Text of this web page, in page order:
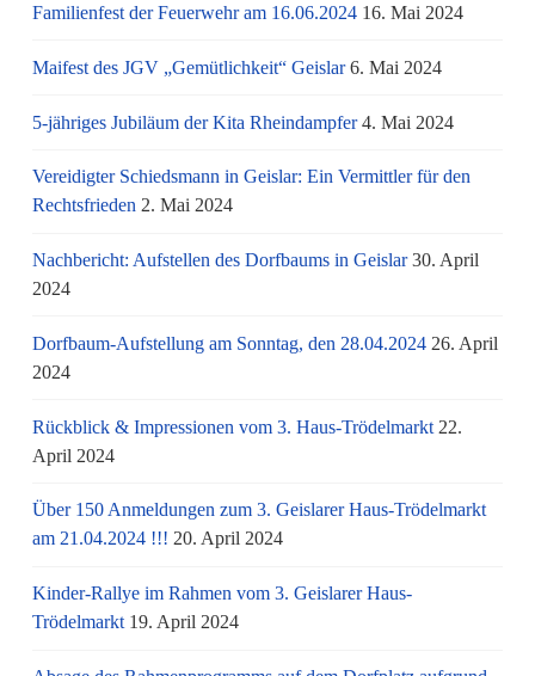
Familienfest der Feuerwehr am 16.06.2024 16. Mai 2024
Maifest des JGV „Gemütlichkeit“ Geislar 6. Mai 2024
5-jähriges Jubiläum der Kita Rheindampfer 4. Mai 2024
Vereidigter Schiedsmann in Geislar: Ein Vermittler für den
Rechtsfrieden 2. Mai 2024
Nachbericht: Aufstellen des Dorfbaums in Geislar 30. April
2024
Dorfbaum-Aufstellung am Sonntag, den 28.04.2024 26. April
2024
Rückblick & Impressionen vom 3. Haus-Trödelmarkt 22.
April 2024
Über 150 Anmeldungen zum 3. Geislarer Haus-Trödelmarkt
am 21.04.2024 !!! 20. April 2024
Kinder-Rallye im Rahmen vom 3. Geislarer Haus-
Trödelmarkt 19. April 2024